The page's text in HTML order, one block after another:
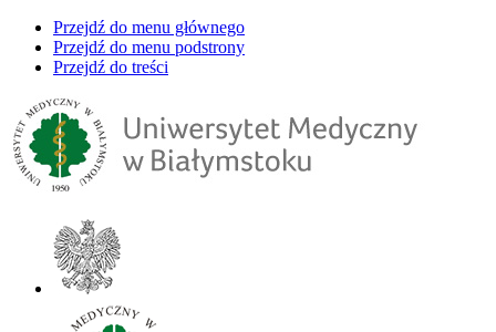
Przejdź do menu głównego
Przejdź do menu podstrony
Przejdź do treści